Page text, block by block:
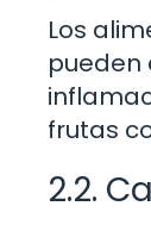
Los
pueden
frutas
2.2.